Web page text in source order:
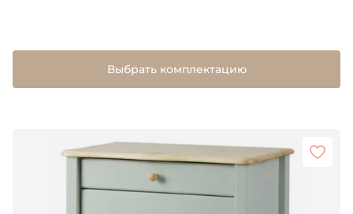
Выбрать комплектацию